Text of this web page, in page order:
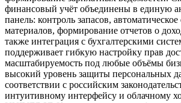
финансовый учёт объединены в единую
панель: контроль запасов,
материалов, формирование отчетов о
также интеграция с бухгалтерскими
поддерживает гибкую настройку прав
масштабируемость под любые объёмы
высокий уровень защиты персональных
соответствии с российским
интуитивному интерфейсу и облачному